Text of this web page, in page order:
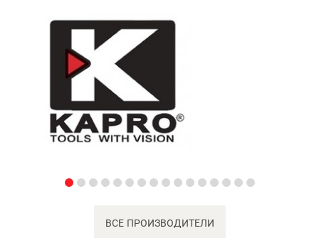
ВСЕ ПРОИЗВОДИТЕЛИ